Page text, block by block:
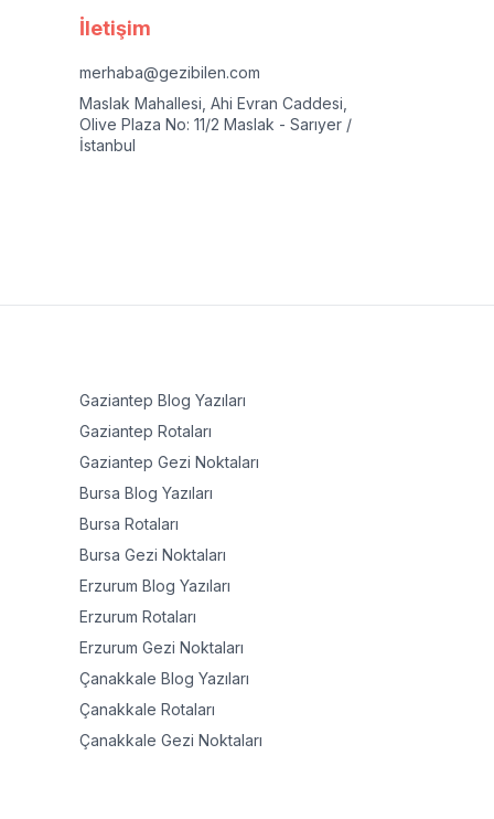
İletişim
merhaba@gezibilen.com
Maslak Mahallesi, Ahi Evran Caddesi,
Olive Plaza No: 11/2 Maslak - Sarıyer /
İstanbul
Gaziantep Blog Yazıları
Gaziantep Rotaları
Gaziantep Gezi Noktaları
Bursa Blog Yazıları
Bursa Rotaları
Bursa Gezi Noktaları
Erzurum Blog Yazıları
Erzurum Rotaları
Erzurum Gezi Noktaları
Çanakkale Blog Yazıları
Çanakkale Rotaları
Çanakkale Gezi Noktaları